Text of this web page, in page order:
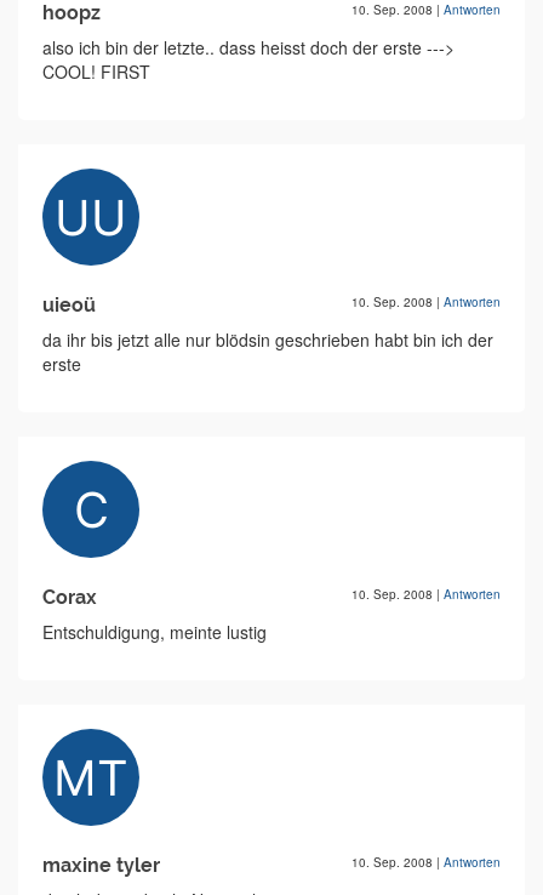
hoopz 10. Sep. 2008 | Antworten
also ich bin der letzte.. dass heisst doch der erste --->
COOL! FIRST
uieoü 10. Sep. 2008 | Antworten
da ihr bis jetzt alle nur blödsin geschrieben habt bin ich der
erste
Corax 10. Sep. 2008 | Antworten
Entschuldigung, meinte lustig
maxine tyler 10. Sep. 2008 | Antworten